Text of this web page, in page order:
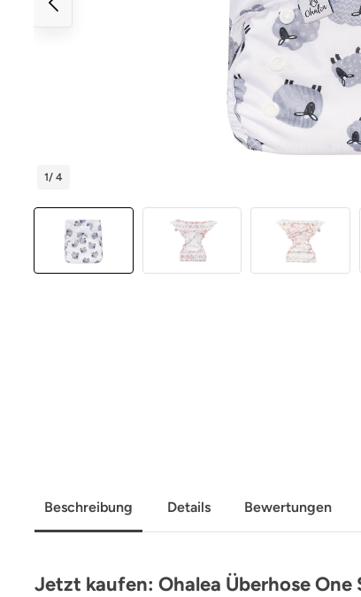
1/ 4
Beschreibung Details Bewertungen
Jetzt kaufen: Ohalea Überhose